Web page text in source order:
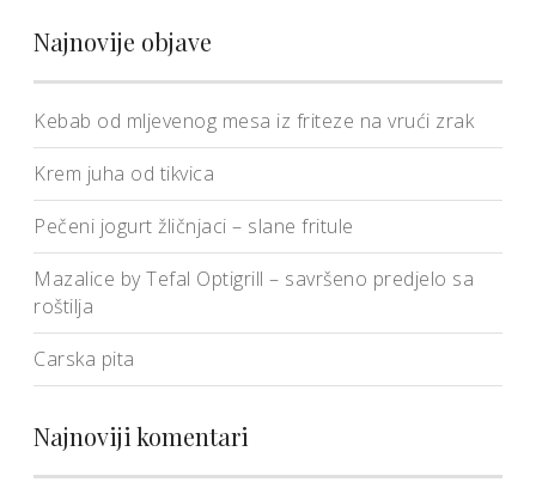
Najnovije objave
Kebab od mljevenog mesa iz friteze na vrući zrak
Krem juha od tikvica
Pečeni jogurt žličnjaci – slane fritule
Mazalice by Tefal Optigrill – savršeno predjelo sa
roštilja
Carska pita
Najnoviji komentari